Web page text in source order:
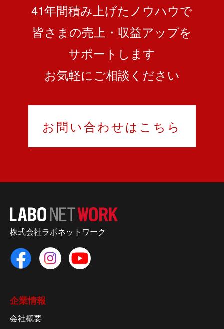
41年間積み上げたノウハウで
皆さまの売上・収益アップを
サポートします
お気軽にご相談ください
お問い合わせはこちら
株式会社ラボネットワーク
企業情報
会社概要